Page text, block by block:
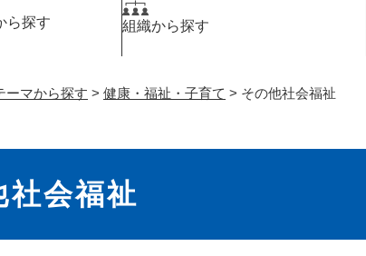
ら探す 組織から探す
ーマから探す > 健康・福祉・子育て > その他社会福祉
社会福祉